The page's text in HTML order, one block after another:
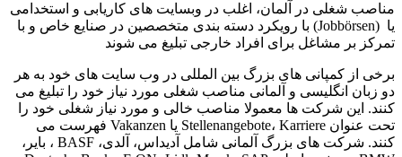
مناصب شغلی در آلمان، اغلب در وبسایت های کاریابی و استخدامی
یا (Jobbörsen) با رویکرد دسته بندی متخصصین در صنایع خاص و با
تمرکز بر مشاغل برای افراد خارجی تبلیغ می شوند
برخی از کمپانی های بزرگ بین المللی در وب سایت های خود به هر
دو زبان انگلیسی و آلمانی مناصب شغلی مورد نیاز خود را تبلیغ می
کنند. این شرکت ها معمولا مناصب خالی و مورد نیاز شغلی خود را
تحت عنوان Stellenangebote، Karriere یا Vakanzen فهرست می
کنند. شرکت های بزرگ آلمانی شامل آدیداس، آلدی، BASF ، بایر،